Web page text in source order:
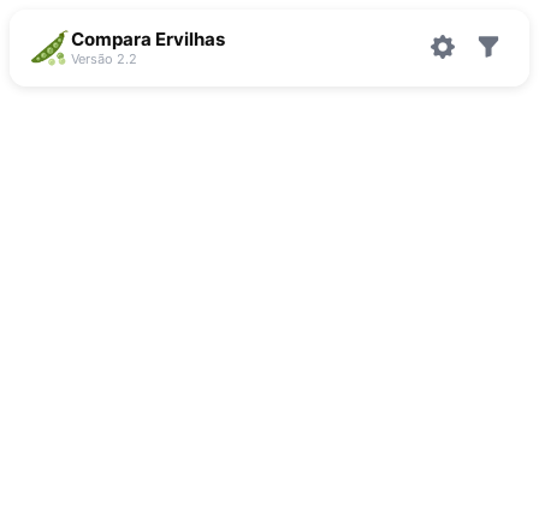
Compara Ervilhas
Versão 2.2